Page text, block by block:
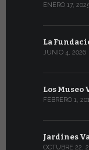
ENERO 17,
La
JUNIO 4, 2026
Los Museo
FEBRERO 1,
Jardines
OCTUBRE 22,